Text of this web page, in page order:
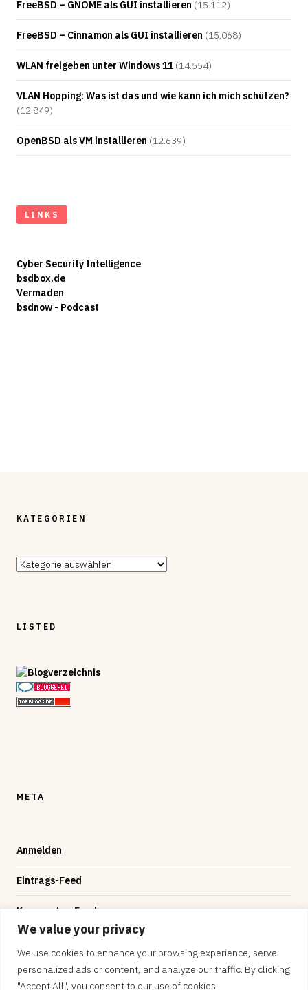
We value your privacy
We use cookies to enhance your browsing experience, serve
personalized ads or content, and analyze our traffic. By clicking
"Accept All", you consent to our use of cookies.
FreeBSD – GNOME als GUI installieren (15.112)
FreeBSD – Cinnamon als GUI installieren (15.068)
WLAN freigeben unter Windows 11 (14.554)
VLAN Hopping: Was ist das und wie kann ich mich schützen?
(12.849)
OpenBSD als VM installieren (12.639)
LINKS
Cyber Security Intelligence
bsdbox.de
Vermaden
bsdnow - Podcast
KATEGORIEN
Kategorien
LISTED
META
Anmelden
Eintrags-Feed
Kommentar-Feed